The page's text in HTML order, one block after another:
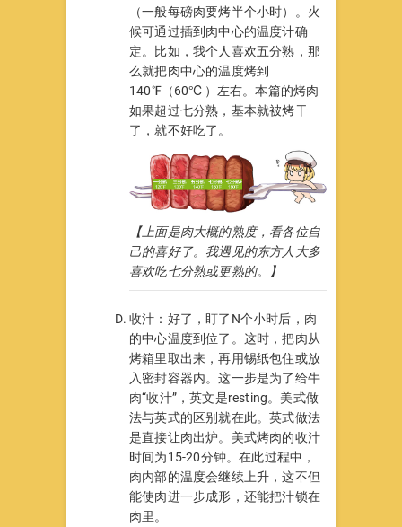
（一般每磅肉要烤半个小时）。火
候可通过插到肉中心的温度计确
定。比如，我个人喜欢五分熟，那
么就把肉中心的温度烤到
140℉（60℃）左右。本篇的烤肉
如果超过七分熟，基本就被烤干
了，就不好吃了。
【上面是肉大概的熟度，看各位自
己的喜好了。我遇见的东方人大多
喜欢吃七分熟或更熟的。】
收汁：好了，盯了N个小时后，肉
的中心温度到位了。这时，把肉从
烤箱里取出来，再用锡纸包住或放
入密封容器内。这一步是为了给牛
肉“收汁”，英文是resting。美式做
法与英式的区别就在此。英式做法
是直接让肉出炉。美式烤肉的收汁
时间为15-20分钟。在此过程中，
肉内部的温度会继续上升，这不但
能使肉进一步成形，还能把汁锁在
肉里。